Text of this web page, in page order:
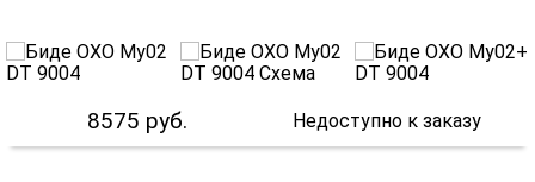
8575 руб. Недоступно к заказу